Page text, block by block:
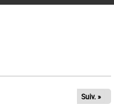
Suiv. »